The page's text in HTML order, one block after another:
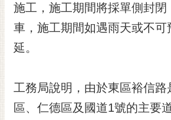
網
站
導
覽
訂
閱
RSS
施工，施工期間將採單側封閉
車，施工期間如遇雨天或不可
延。
工務局說明，由於東區裕信路
區、仁德區及國道1號的主要